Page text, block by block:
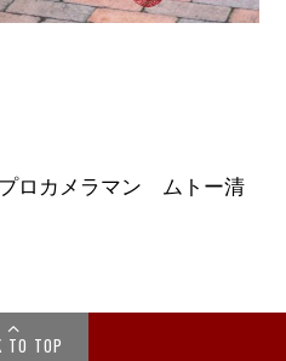
ロカメラマン ムトー清
TO TOP